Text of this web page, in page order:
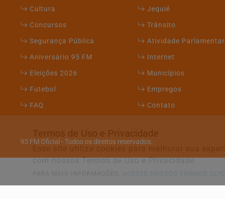
Cultura
Jequié
Concursos
Trânsito
Segurança Pública
Atividade Parlamentar
Aniversário 95 FM
Internet
Eleições 2026
Municípios
Futebol
Empregos
FAQ
Contato
95 FM Oficial - Todos os direitos reservados.
com nossos Termos de Uso e Privacidade.